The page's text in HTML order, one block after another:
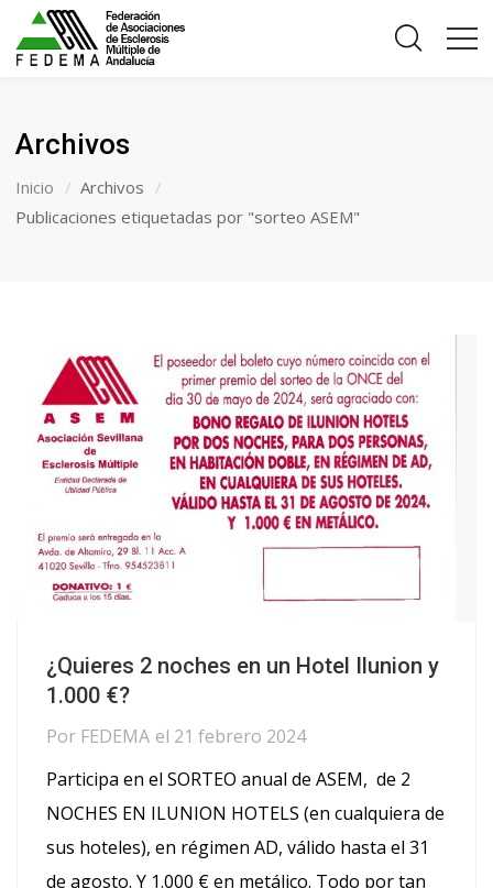
Archivos
Inicio
Archivos
Publicaciones etiquetadas por "sorteo ASEM"
¿Quieres 2 noches en un Hotel Ilunion y
1.000 €?
Por FEDEMA el 21 febrero 2024
Participa en el SORTEO anual de ASEM, de 2
NOCHES EN ILUNION HOTELS (en cualquiera de
sus hoteles), en régimen AD, válido hasta el 31
de agosto. Y 1.000 € en metálico. Todo por tan